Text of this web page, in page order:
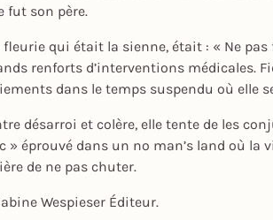
fut son père.
qui était la sienne, était : « Ne pas
renforts d’interventions médicales.
dans le temps suspendu où elle
désarroi et colère, elle tente de les
éprouvé dans un no man’s land où la
de ne pas chuter.
Wespieser Éditeur.